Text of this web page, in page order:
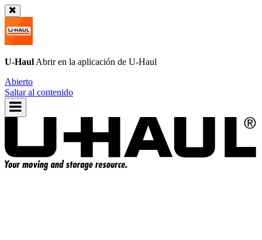
U-Haul Abrir en la aplicación de U-Haul
Abierto
Saltar al contenido